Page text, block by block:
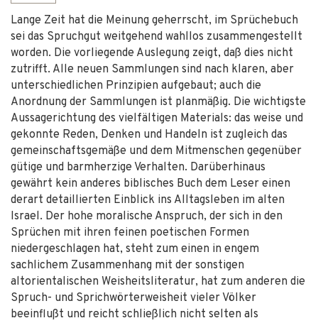
Lange Zeit hat die Meinung geherrscht, im Sprüchebuch
sei das Spruchgut weitgehend wahllos zusammengestellt
worden. Die vorliegende Auslegung zeigt, daß dies nicht
zutrifft. Alle neuen Sammlungen sind nach klaren, aber
unterschiedlichen Prinzipien aufgebaut; auch die
Anordnung der Sammlungen ist planmäßig. Die wichtigste
Aussagerichtung des vielfältigen Materials: das weise und
gekonnte Reden, Denken und Handeln ist zugleich das
gemeinschaftsgemäße und dem Mitmenschen gegenüber
gütige und barmherzige Verhalten. Darüberhinaus
gewährt kein anderes biblisches Buch dem Leser einen
derart detaillierten Einblick ins Alltagsleben im alten
Israel. Der hohe moralische Anspruch, der sich in den
Sprüchen mit ihren feinen poetischen Formen
niedergeschlagen hat, steht zum einen in engem
sachlichem Zusammenhang mit der sonstigen
altorientalischen Weisheitsliteratur, hat zum anderen die
Spruch- und Sprichwörterweisheit vieler Völker
beeinflußt und reicht schließlich nicht selten als